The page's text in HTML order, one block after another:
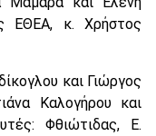
ΕΘΕΑ, κ. Χρήστος
και Γιώργος
Καλογήρου και
Φθιώτιδας, Ε.